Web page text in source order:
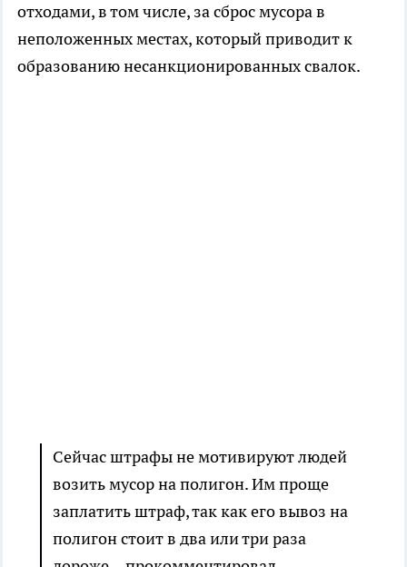
отходами, в том числе, за сброс мусора в
неположенных местах, который приводит к
образованию несанкционированных свалок.
Сейчас штрафы не мотивируют людей
возить мусор на полигон. Им проще
заплатить штраф, так как его вывоз на
полигон стоит в два или три раза